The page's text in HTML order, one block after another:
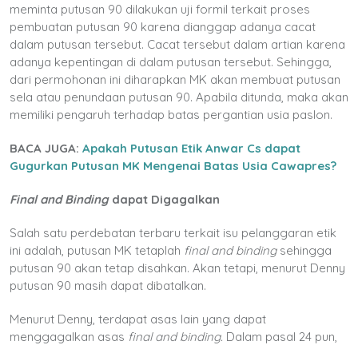
meminta putusan 90 dilakukan uji formil terkait proses
pembuatan putusan 90 karena dianggap adanya cacat
dalam putusan tersebut. Cacat tersebut dalam artian karena
adanya kepentingan di dalam putusan tersebut. Sehingga,
dari permohonan ini diharapkan MK akan membuat putusan
sela atau penundaan putusan 90. Apabila ditunda, maka akan
memiliki pengaruh terhadap batas pergantian usia paslon.
BACA JUGA: Apakah Putusan Etik Anwar Cs dapat
Gugurkan Putusan MK Mengenai Batas Usia Cawapres?
Final and Binding dapat Digagalkan
Salah satu perdebatan terbaru terkait isu pelanggaran etik
ini adalah, putusan MK tetaplah final and binding sehingga
putusan 90 akan tetap disahkan. Akan tetapi, menurut Denny
putusan 90 masih dapat dibatalkan.
Menurut Denny, terdapat asas lain yang dapat
menggagalkan asas final and binding. Dalam pasal 24 pun,